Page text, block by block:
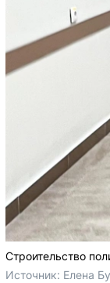
Строительство
Источник: Елена